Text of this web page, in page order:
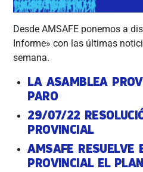
Desde AMSAFE ponemos a
Informe» con las últimas
semana.
LA ASAMBLEA
PARO
29/07/22
PROVINCIAL
AMSAFE RESUELVE
PROVINCIAL EL